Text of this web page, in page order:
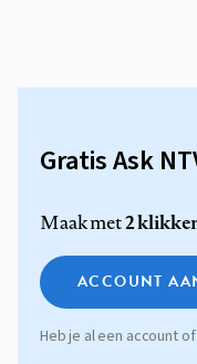
Gratis Ask
Maak met2
ACCOUNT
Heb je al een account